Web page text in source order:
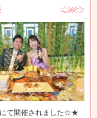
にて開催されました☆★